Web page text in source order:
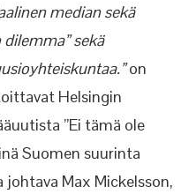
median sekä
sekä
on
Helsingin
”Ei tämä ole
Suomen suurinta
Max Mickelsson,